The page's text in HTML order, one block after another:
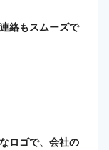
絡もスムーズで
ロゴで、会社の